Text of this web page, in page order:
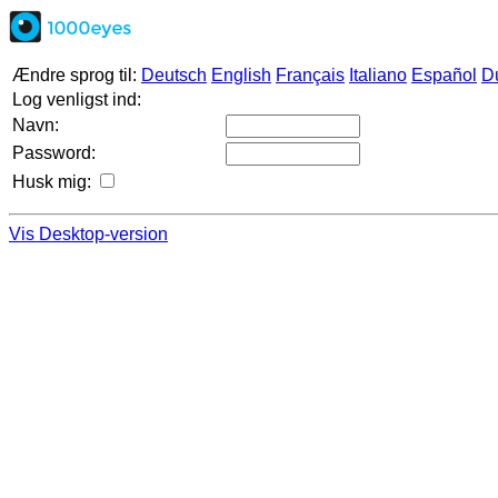
Ændre sprog til: Deutsch English Français Italiano Español
Log venligst ind:
Navn:
Password:
Husk mig:
Vis Desktop-version